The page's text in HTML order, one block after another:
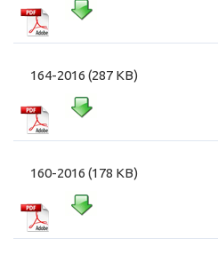
164-2016 (287 KB)
160-2016 (178 KB)